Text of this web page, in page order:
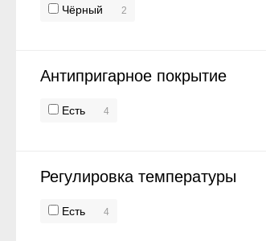
Чёрный 2
Антипригарное покрытие
Есть 4
Регулировка температуры
Есть 4